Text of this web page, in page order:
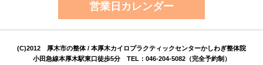
営業日カレンダー
(C)2012 厚木市の整体 / 本厚木カイロプラクティックセンターかしわぎ整体院
小田急線本厚木駅東口徒歩5分 TEL：046-204-5082（完全予約制）